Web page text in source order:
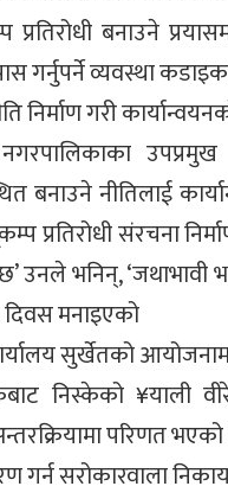
बनाउने
गर्नुपर्ने व्यवस्था
निर्माण गरी
बनाउने नीतिलाई
प्रतिरोधी संरचना
उनले भनिन्, ‘जथाभावी
मनाइएको
सुर्खेतको
निस्केको ¥याली
परिणत भएको
गर्न सरोकारवाला